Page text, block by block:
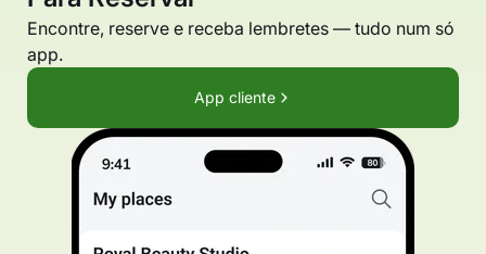
Encontre, reserve e receba lembretes — tudo num só
app.
App cliente